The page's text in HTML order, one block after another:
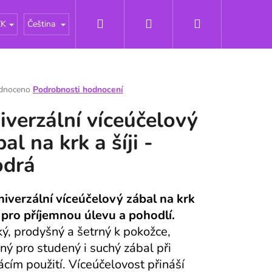
O nás Novinky Odborné články -
Čeština Přihlášení
Podrobnosti hodnocení
víceúčelový
na krk a šíji -
víceúčelový zábal na krk
příjemnou úlevu a pohodlí.
prodyšný a šetrný k pokožce,
pro studený i suchý zábal při
použití. Víceúčelovostpřináší